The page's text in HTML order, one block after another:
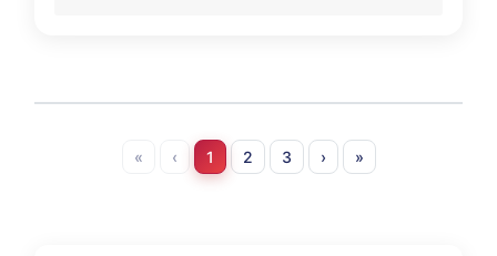
« ‹ 1 2 3 › »